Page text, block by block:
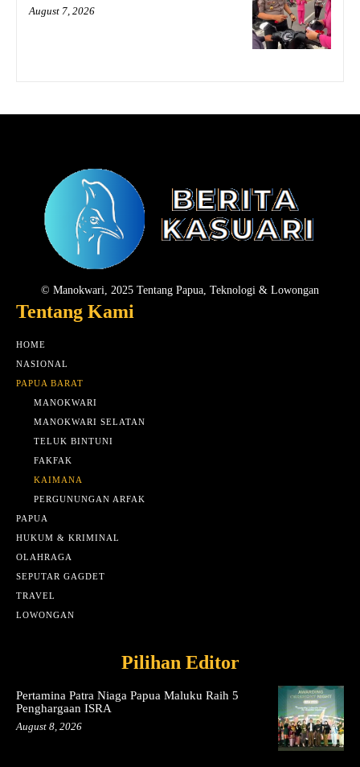
August 7, 2026
© Manokwari, 2025 Tentang Papua, Teknologi & Lowongan
Tentang Kami
HOME
NASIONAL
PAPUA BARAT
MANOKWARI
MANOKWARI SELATAN
TELUK BINTUNI
FAKFAK
KAIMANA
PERGUNUNGAN ARFAK
PAPUA
HUKUM & KRIMINAL
OLAHRAGA
SEPUTAR GAGDET
TRAVEL
LOWONGAN
Pilihan Editor
Pertamina Patra Niaga Papua Maluku Raih 5
Penghargaan ISRA
August 8, 2026